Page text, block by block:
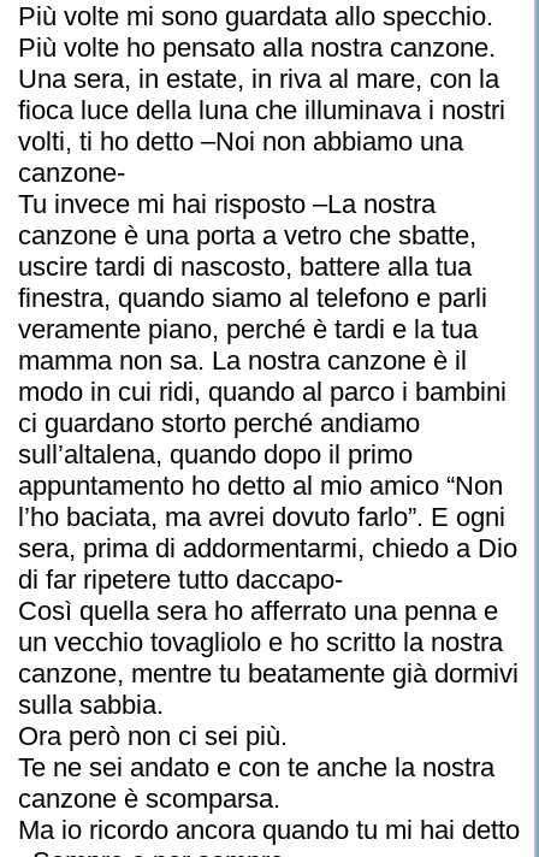
Più volte mi sono guardata allo specchio.
Più volte ho pensato alla nostra canzone.
Una sera, in estate, in riva al mare, con la
fioca luce della luna che illuminava i nostri
volti, ti ho detto –Noi non abbiamo una
canzone-
Tu invece mi hai risposto –La nostra
canzone è una porta a vetro che sbatte,
uscire tardi di nascosto, battere alla tua
finestra, quando siamo al telefono e parli
veramente piano, perché è tardi e la tua
mamma non sa. La nostra canzone è il
modo in cui ridi, quando al parco i bambini
ci guardano storto perché andiamo
sull’altalena, quando dopo il primo
appuntamento ho detto al mio amico “Non
l’ho baciata, ma avrei dovuto farlo”. E ogni
sera, prima di addormentarmi, chiedo a Dio
di far ripetere tutto daccapo-
Così quella sera ho afferrato una penna e
un vecchio tovagliolo e ho scritto la nostra
canzone, mentre tu beatamente già dormivi
sulla sabbia.
Ora però non ci sei più.
Te ne sei andato e con te anche la nostra
canzone è scomparsa.
Ma io ricordo ancora quando tu mi hai detto